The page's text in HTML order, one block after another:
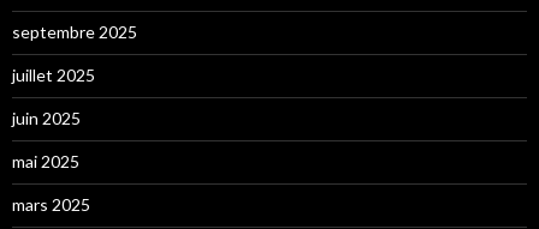
septembre 2025
juillet 2025
juin 2025
mai 2025
mars 2025